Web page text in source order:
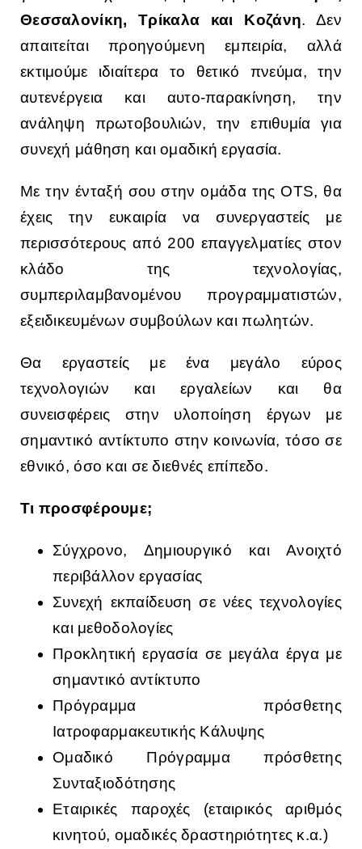
Θεσσαλονίκη, Τρίκαλα και Κοζάνη. Δεν
απαιτείται προηγούμενη εμπειρία, αλλά
εκτιμούμε ιδιαίτερα το θετικό πνεύμα, την
αυτενέργεια και αυτο-παρακίνηση, την
ανάληψη πρωτοβουλιών, την επιθυμία για
συνεχή μάθηση και ομαδική εργασία.
Με την ένταξή σου στην ομάδα της OTS, θα
έχεις την ευκαιρία να συνεργαστείς με
περισσότερους από 200 επαγγελματίες στον
κλάδο της τεχνολογίας,
συμπεριλαμβανομένου προγραμματιστών,
εξειδικευμένων συμβούλων και πωλητών.
Θα εργαστείς με ένα μεγάλο εύρος
τεχνολογιών και εργαλείων και θα
συνεισφέρεις στην υλοποίηση έργων με
σημαντικό αντίκτυπο στην κοινωνία, τόσο σε
εθνικό, όσο και σε διεθνές επίπεδο.
Τι προσφέρουμε;
Σύγχρονο, Δημιουργικό και Ανοιχτό
περιβάλλον εργασίας
Συνεχή εκπαίδευση σε νέες τεχνολογίες
και μεθοδολογίες
Προκλητική εργασία σε μεγάλα έργα με
σημαντικό αντίκτυπο
Πρόγραμμα πρόσθετης
Ιατροφαρμακευτικής Κάλυψης
Ομαδικό Πρόγραμμα πρόσθετης
Συνταξιοδότησης
Εταιρικές παροχές (εταιρικός αριθμός
κινητού, ομαδικές δραστηριότητες κ.α.)